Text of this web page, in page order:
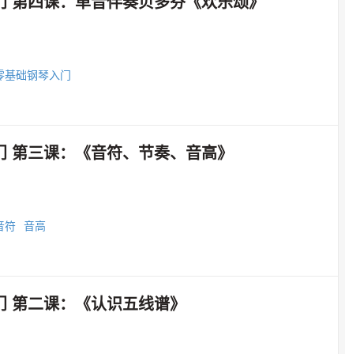
基础钢琴入门
第三课：《音符、节奏、音高》
符 音高
第二课：《认识五线谱》